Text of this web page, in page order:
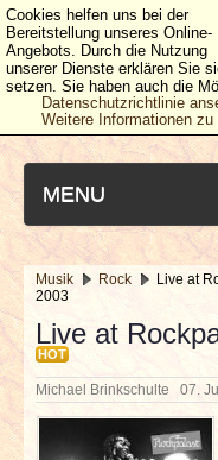
MENU
NEUESTE
NEWS & DATES
Musik Rock
Live at
2003
Live at
HOT
Michael Brinkschulte 07.
Cookies helfen uns bei der
Bereitstellung unseres Online-
Angebots. Durch die Nutzung
unserer Dienste erklären Sie
setzen. Sie haben auch die
Datenschutzrichtlinie
Weitere Informationen